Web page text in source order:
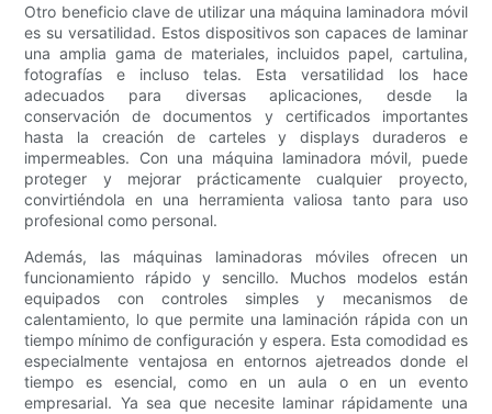
Otro beneficio clave de utilizar una máquina laminadora móvil
es su versatilidad. Estos dispositivos son capaces de laminar
una amplia gama de materiales, incluidos papel, cartulina,
fotografías e incluso telas. Esta versatilidad los hace
adecuados para diversas aplicaciones, desde la
conservación de documentos y certificados importantes
hasta la creación de carteles y displays duraderos e
impermeables. Con una máquina laminadora móvil, puede
proteger y mejorar prácticamente cualquier proyecto,
convirtiéndola en una herramienta valiosa tanto para uso
profesional como personal.
Además, las máquinas laminadoras móviles ofrecen un
funcionamiento rápido y sencillo. Muchos modelos están
equipados con controles simples y mecanismos de
calentamiento, lo que permite una laminación rápida con un
tiempo mínimo de configuración y espera. Esta comodidad es
especialmente ventajosa en entornos ajetreados donde el
tiempo es esencial, como en un aula o en un evento
empresarial. Ya sea que necesite laminar rápidamente una